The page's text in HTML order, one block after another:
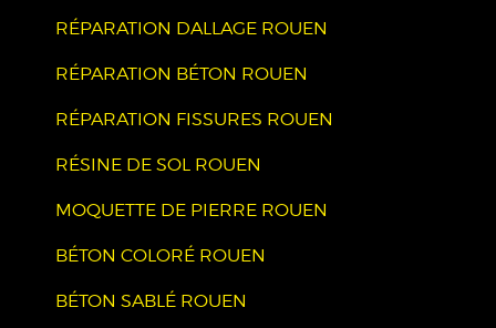
RÉPARATION DALLAGE ROUEN
RÉPARATION BÉTON ROUEN
RÉPARATION FISSURES ROUEN
RÉSINE DE SOL ROUEN
MOQUETTE DE PIERRE ROUEN
BÉTON COLORÉ ROUEN
BÉTON SABLÉ ROUEN